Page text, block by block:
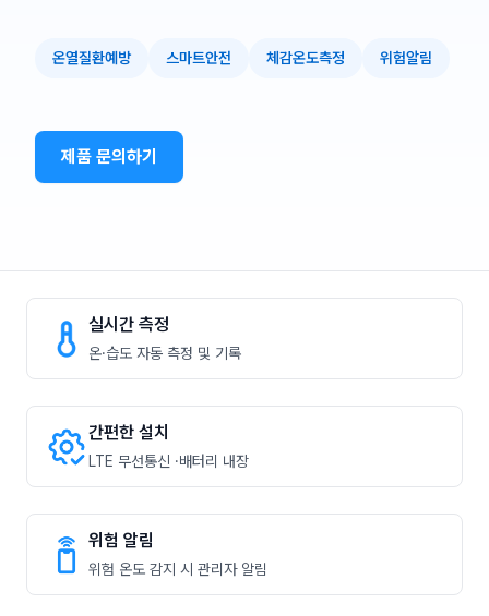
온열질환예방 스마트안전 체감온도측정 위험알림
제품 문의하기
실시간 측정
온·습도 자동 측정 및 기록
간편한 설치
LTE 무선통신 ·배터리 내장
위험 알림
위험 온도 감지 시 관리자 알림